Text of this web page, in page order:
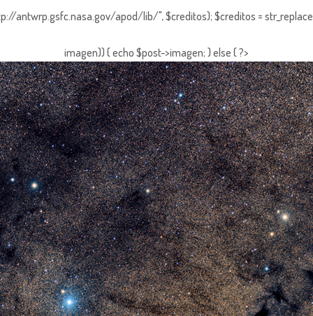
antwrp.gsfc.nasa.gov/apod/lib/", $creditos); $creditos =
imagen)) { echo $post->imagen; } else { ?>